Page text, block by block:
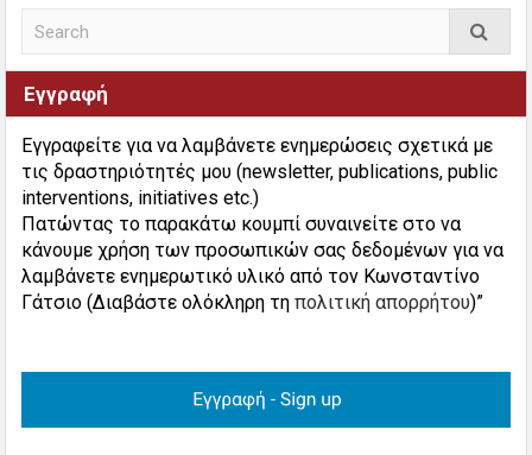
Εγγραφή
Εγγραφείτε για να λαμβάνετε ενημερώσεις σχετικά με
τις δραστηριότητές μου (newsletter, publications, public
interventions, initiatives etc.)
Πατώντας το παρακάτω κουμπί συναινείτε στο να
κάνουμε χρήση των προσωπικών σας δεδομένων για να
λαμβάνετε ενημερωτικό υλικό από τον Κωνσταντίνο
Γάτσιο (Διαβάστε ολόκληρη τηπολιτική απορρήτου)”